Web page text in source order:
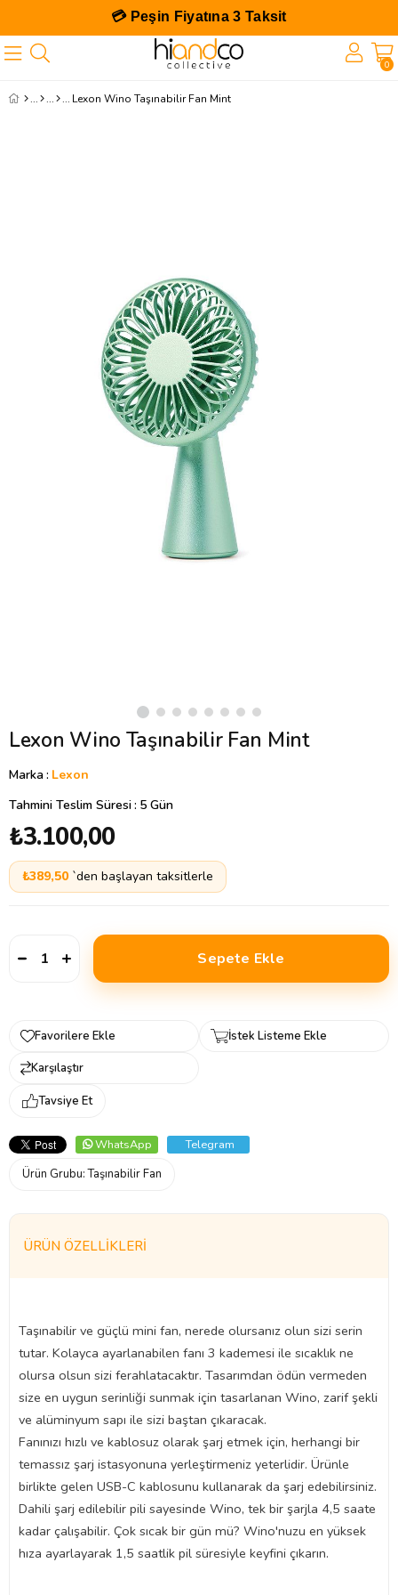
💳 Peşin Fiyatına 3 Taksit
0
Lexon Wino Taşınabilir Fan Mint
Lexon Wino Taşınabilir Fan Mint
Marka: Lexon
Tahmini Teslim Süresi: 5 Gün
₺3.100,00
₺389,50 `den başlayan taksitlerle
Favorilere Ekle
İstek Listeme Ekle
Karşılaştır
Tavsiye Et
WhatsApp
Telegram
Ürün Grubu:Taşınabilir Fan
ÜRÜN ÖZELLIKLERI
Taşınabilir ve güçlü mini fan, nerede olursanız olun sizi serin
tutar. Kolayca ayarlanabilen fanı 3 kademesi ile sıcaklık ne
olursa olsun sizi ferahlatacaktır. Tasarımdan ödün vermeden
size en uygun serinliği sunmak için tasarlanan Wino, zarif şekli
ve alüminyum sapı ile sizi baştan çıkaracak.
Fanınızı hızlı ve kablosuz olarak şarj etmek için, herhangi bir
temassız şarj istasyonuna yerleştirmeniz yeterlidir. Ürünle
birlikte gelen USB-C kablosunu kullanarak da şarj edebilirsiniz.
Dahili şarj edilebilir pili sayesinde Wino, tek bir şarjla 4,5 saate
kadar çalışabilir. Çok sıcak bir gün mü? Wino'nuzu en yüksek
hıza ayarlayarak 1,5 saatlik pil süresiyle keyfini çıkarın.